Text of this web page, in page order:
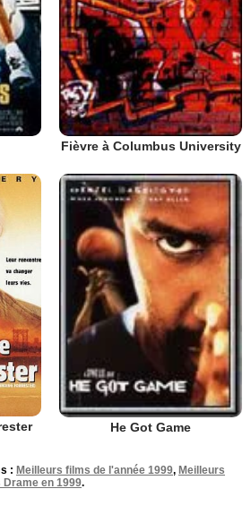
Fièvre à Columbus University
He Got Game
: Meilleurs films de l'année 1999, Meilleurs
en 1999.